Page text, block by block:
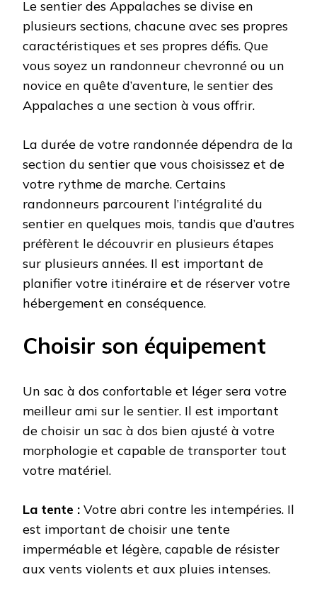
Le sentier des Appalaches se divise en
plusieurs sections, chacune avec ses propres
caractéristiques et ses propres défis. Que
vous soyez un randonneur chevronné ou un
novice en quête d’aventure, le sentier des
Appalaches a une section à vous offrir.
La durée de votre randonnée dépendra de la
section du sentier que vous choisissez et de
votre rythme de marche. Certains
randonneurs parcourent l’intégralité du
sentier en quelques mois, tandis que d’autres
préfèrent le découvrir en plusieurs étapes
sur plusieurs années. Il est important de
planifier votre itinéraire et de réserver votre
hébergement en conséquence.
Choisir son équipement
Un sac à dos confortable et léger sera votre
meilleur ami sur le sentier. Il est important
de choisir un sac à dos bien ajusté à votre
morphologie et capable de transporter tout
votre matériel.
La tente : Votre abri contre les intempéries. Il
est important de choisir une tente
imperméable et légère, capable de résister
aux vents violents et aux pluies intenses.